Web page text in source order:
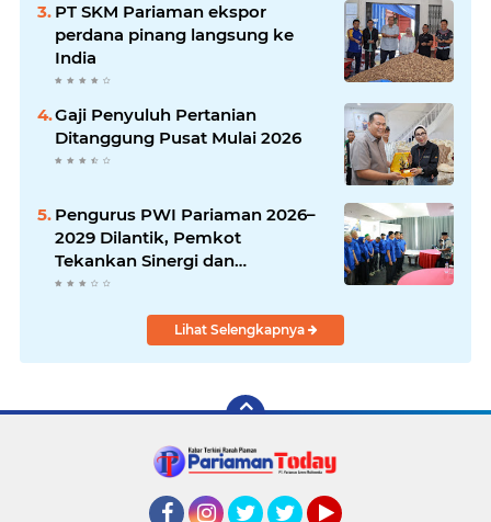
PT SKM Pariaman ekspor
perdana pinang langsung ke
India
Gaji Penyuluh Pertanian
Ditanggung Pusat Mulai 2026
Pengurus PWI Pariaman 2026–
2029 Dilantik, Pemkot
Tekankan Sinergi dan
Profesionalisme Pers
Lihat Selengkapnya